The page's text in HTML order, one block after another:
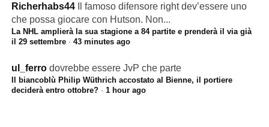
Richerhabs44
Il famoso difensore right dev’essere uno
che possa giocare con Hutson. Non...
La NHL amplierà la sua stagione a 84 partite e prenderà il via già
il 29 settembre· 43 minutes ago
ul_ferro dovrebbe essere JvP che parte
Il biancoblù Philip Wüthrich accostato al Bienne, il portiere
deciderà entro ottobre?· 1 hour ago